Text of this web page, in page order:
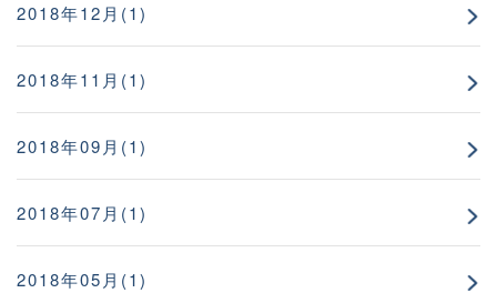
2018年12月(1)
2018年11月(1)
2018年09月(1)
2018年07月(1)
2018年05月(1)